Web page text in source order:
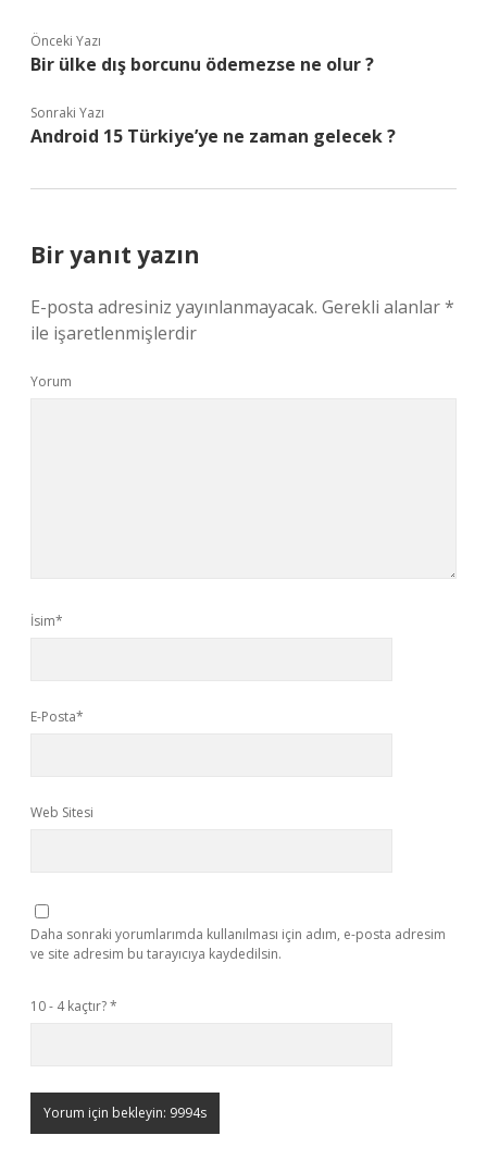
Önceki Yazı
Bir ülke dış borcunu ödemezse ne olur ?
Sonraki Yazı
Android 15 Türkiye’ye ne zaman gelecek ?
Bir yanıt yazın
E-posta adresiniz yayınlanmayacak. Gerekli alanlar*
ile işaretlenmişlerdir
Yorum
İsim*
E-Posta*
Web Sitesi
Daha sonraki yorumlarımda kullanılması için adım, e-posta adresim
ve site adresim bu tarayıcıya kaydedilsin.
10 - 4 kaçtır?*